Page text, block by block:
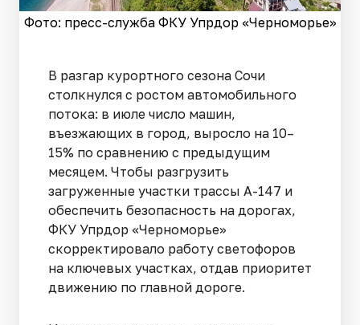
Фото: пресс-служба ФКУ Упрдор «Черноморье»
В разгар курортного сезона Сочи
столкнулся с ростом автомобильного
потока: в июле число машин,
въезжающих в город, выросло на 10–
15% по сравнению с предыдущим
месяцем. Чтобы разгрузить
загруженные участки трассы А-147 и
обеспечить безопасность на дорогах,
ФКУ Упрдор «Черноморье»
скорректировало работу светофоров
на ключевых участках, отдав приоритет
движению по главной дороге.